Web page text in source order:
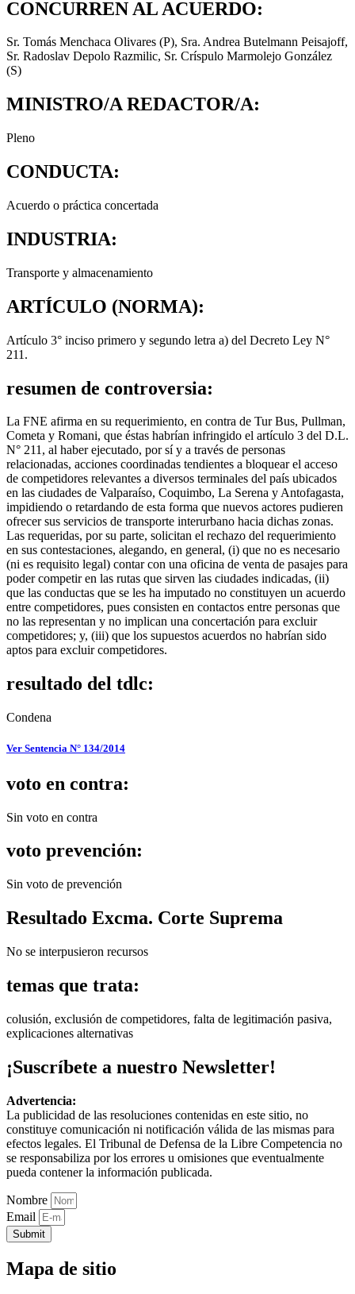
CONCURREN AL ACUERDO:
Sr. Tomás Menchaca Olivares (P), Sra. Andrea Butelmann Peisajoff,
Sr. Radoslav Depolo Razmilic, Sr. Críspulo Marmolejo González
(S)
MINISTRO/A REDACTOR/A:
Pleno
CONDUCTA:
Acuerdo o práctica concertada
INDUSTRIA:
Transporte y almacenamiento
ARTÍCULO (NORMA):
Artículo 3° inciso primero y segundo letra a) del Decreto Ley N°
211.
resumen de controversia:
La FNE afirma en su requerimiento, en contra de Tur Bus, Pullman,
Cometa y Romani, que éstas habrían infringido el artículo 3 del D.L.
N° 211, al haber ejecutado, por sí y a través de personas
relacionadas, acciones coordinadas tendientes a bloquear el acceso
de competidores relevantes a diversos terminales del país ubicados
en las ciudades de Valparaíso, Coquimbo, La Serena y Antofagasta,
impidiendo o retardando de esta forma que nuevos actores pudieren
ofrecer sus servicios de transporte interurbano hacia dichas zonas.
Las requeridas, por su parte, solicitan el rechazo del requerimiento
en sus contestaciones, alegando, en general, (i) que no es necesario
(ni es requisito legal) contar con una oficina de venta de pasajes para
poder competir en las rutas que sirven las ciudades indicadas, (ii)
que las conductas que se les ha imputado no constituyen un acuerdo
entre competidores, pues consisten en contactos entre personas que
no las representan y no implican una concertación para excluir
competidores; y, (iii) que los supuestos acuerdos no habrían sido
aptos para excluir competidores.
resultado del tdlc:
Condena
Ver Sentencia N° 134/2014
voto en contra:
Sin voto en contra
voto prevención:
Sin voto de prevención
Resultado Excma. Corte Suprema
No se interpusieron recursos
temas que trata:
colusión, exclusión de competidores, falta de legitimación pasiva,
explicaciones alternativas
¡Suscríbete a nuestro Newsletter!
Advertencia:
La publicidad de las resoluciones contenidas en este sitio, no
constituye comunicación ni notificación válida de las mismas para
efectos legales. El Tribunal de Defensa de la Libre Competencia no
se responsabiliza por los errores u omisiones que eventualmente
pueda contener la información publicada.
Nombre
Email
Submit
Mapa de sitio